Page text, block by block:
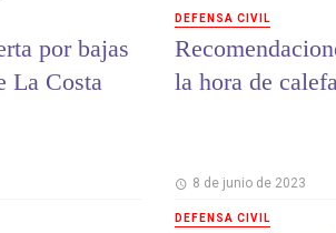
por bajas
La Costa
DEFENSA CIVIL
la hora de
8 de junio de 2023
DEFENSA CIVIL